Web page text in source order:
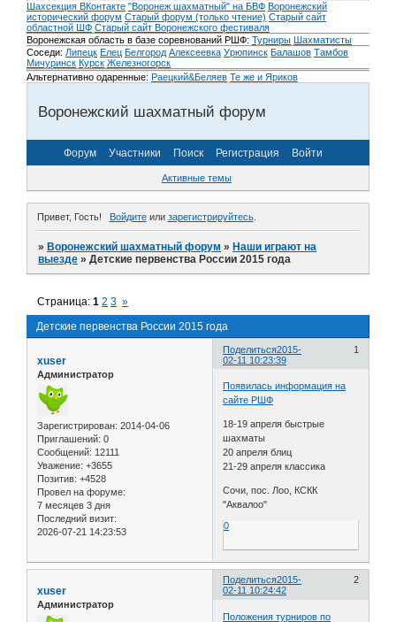
Шахсекция ВКонтакте "Воронеж шахматный" на БВФ Воронежский
исторический форум Cтарый форум (только чтение) Старый сайт
областной ШФ Старый сайт Воронежского фестиваля
Воронежская область в базе соревнований РШФ: Турниры Шахматисты
Соседи: Липецк Елец Белгород Алексеевка Урюпинск Балашов Тамбов
Мичуринск Курск Железногорск
Альтернативно одаренные: Раецкий&Беляев Те же и Яриков
Воронежский шахматный форум
Форум Участники Поиск Регистрация Войти
Активные темы
Привет, Гость! Войдитеили зарегистрируйтесь.
»Воронежский шахматный форум »Наши играют на
выезде »Детские первенства России 2015 года
Детские первенства России 2015 года
Страница:1 2 3 »
Поделиться 1
2015-
02-11 10:23:39
xuser
Администратор
Зарегистрирован: 2014-04-06
Приглашений: 0
Сообщений: 12111
Уважение: +3655
Позитив: +4528
Провел на форуме:
7 месяцев 3 дня
Последний визит:
2026-07-21 14:23:53
Появилась информация на
сайте РШФ
18-19 апреля быстрые
шахматы
20 апреля блиц
21-29 апреля классика
Сочи, пос. Лоо, КСКК
"Аквалоо"
0
Поделиться 2
2015-
02-11 10:24:42
xuser
Администратор
Положения турниров по